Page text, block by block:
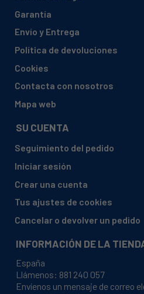
SAMSUNG, NQ50A6539BS/EG
SAMSUNG, NQ50C7535DS/EE
SAMSUNG, NQ50C7935ES/EE
SAMSUNG, NQ50C7935ES/EF
SAMSUNG, NQ50C7935ES/EO
Garantía
Envío y Entrega
Política de devoluciones
Cookies
Contacta con nosotros
Mapa web
SU CUENTA
Seguimiento del pedido
Iniciar sesión
Crear una cuenta
Tus ajustes de cookies
Cancelar o devolver un pedido
INFORMACIÓN DE LA
España
Llámenos: 881 240 057
Envíenos un mensaje de correo